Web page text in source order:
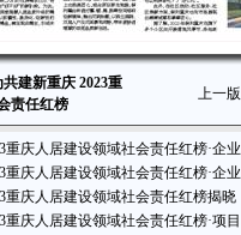
建新重庆 2023重
责任红榜
上一版
重庆人居建设领域社会责任红榜·企业
重庆人居建设领域社会责任红榜·企业
重庆人居建设领域社会责任红榜揭晓
重庆人居建设领域社会责任红榜·项目